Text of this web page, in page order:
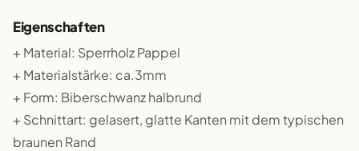
Eigenschaften
+ Material: Sperrholz Pappel
+ Materialstärke: ca.3mm
+ Form: Biberschwanz halbrund
+ Schnittart: gelasert, glatte Kanten mit dem typischen
braunen Rand